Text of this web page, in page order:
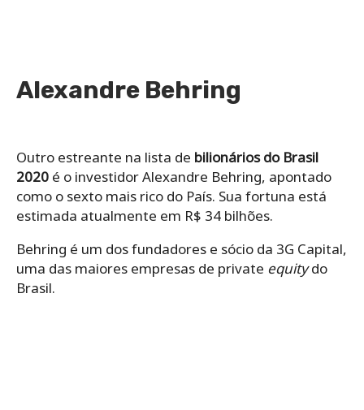
Alexandre Behring
Outro estreante na lista de bilionários do Brasil
2020 é o investidor Alexandre Behring, apontado
como o sexto mais rico do País. Sua fortuna está
estimada atualmente em R$ 34 bilhões.
Behring é um dos fundadores e sócio da 3G Capital,
uma das maiores empresas de private equitydo
Brasil.